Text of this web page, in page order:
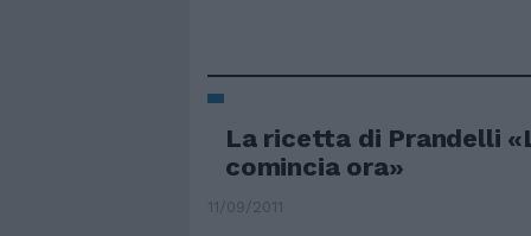
La ricetta di Prandelli
comincia ora»
11/09/2011